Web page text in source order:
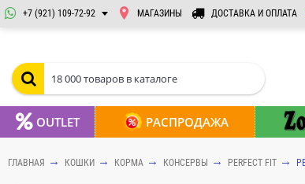
+7 (921) 109-72-92 МАГАЗИНЫ ДОСТАВКА И ОПЛАТА
OUTLET РАСПРОДАЖА
ГЛАВНАЯ КОШКИ КОРМА КОНСЕРВЫ PERFECT FIT